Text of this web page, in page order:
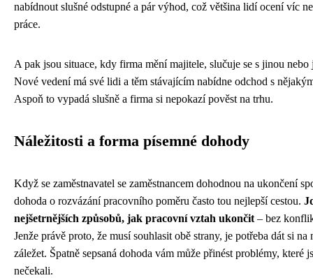
nabídnout slušné odstupné a pár výhod, což většina lidí ocení víc
práce.
A pak jsou situace, kdy firma mění majitele, slučuje se s jinou
Nové vedení má své lidi a těm stávajícím nabídne odchod s
Aspoň to vypadá slušně a firma si nepokazí pověst na trhu.
Náležitosti a forma písemné dohody
Když se zaměstnavatel se zaměstnancem dohodnou na ukončení
dohoda o rozvázání pracovního poměru často tou nejlepší cestou.
nejšetrnějších způsobů, jak pracovní vztah ukončit – bez
Jenže právě proto, že musí souhlasit obě strany, je potřeba dát si na
záležet. Špatně sepsaná dohoda vám může přinést problémy, které
nečekali.